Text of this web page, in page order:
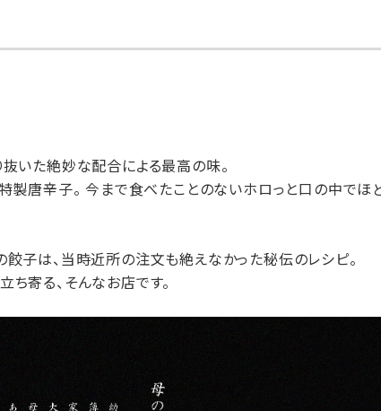
いた絶妙な配合による最高の味。
製唐辛子。 今まで食べたことのないホロっと口の中でほ
子は、当時近所の注文も絶えなかった秘伝のレシピ。
寄る、そんなお店です。